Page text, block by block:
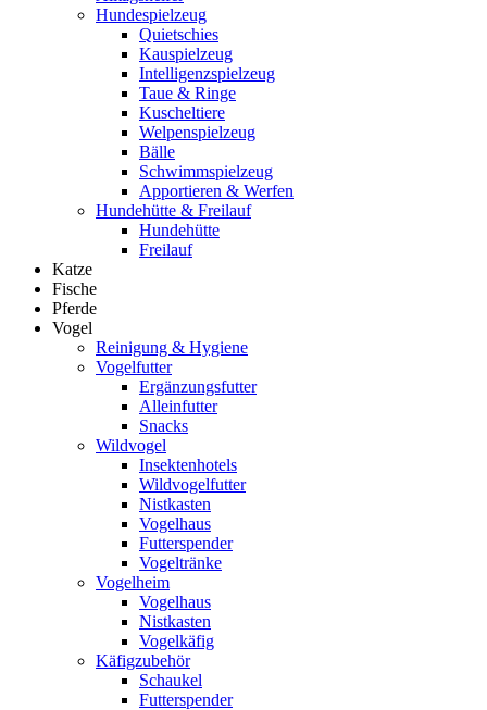
Hundespielzeug
Quietschies
Kauspielzeug
Intelligenzspielzeug
Taue & Ringe
Kuscheltiere
Welpenspielzeug
Bälle
Schwimmspielzeug
Apportieren & Werfen
Hundehütte & Freilauf
Hundehütte
Freilauf
Katze
Fische
Pferde
Vogel
Reinigung & Hygiene
Vogelfutter
Ergänzungsfutter
Alleinfutter
Snacks
Wildvogel
Insektenhotels
Wildvogelfutter
Nistkasten
Vogelhaus
Futterspender
Vogeltränke
Vogelheim
Vogelhaus
Nistkasten
Vogelkäfig
Käfigzubehör
Schaukel
Futterspender